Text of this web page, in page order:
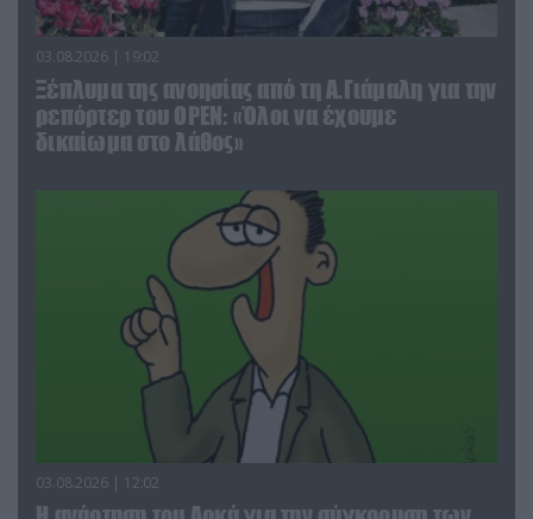
03.08.2026 | 19:02
Ξέπλυμα της ανοησίας από τη Α.Γιάμαλη για την
ρεπόρτερ του ΟΡΕΝ: «Όλοι να έχουμε
δικαίωμα στο λάθος»
03.08.2026 | 12:02